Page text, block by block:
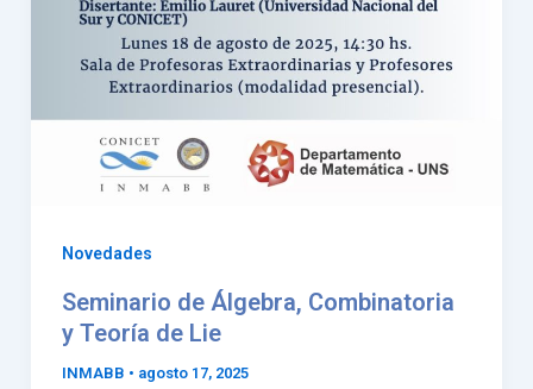
Novedades
Seminario de Álgebra, Combinatoria
y Teoría de Lie
INMABB • agosto 17, 2025